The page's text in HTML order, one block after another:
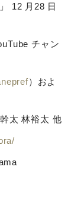
12 月 28 日
チャン
）およ
太 林裕太 他